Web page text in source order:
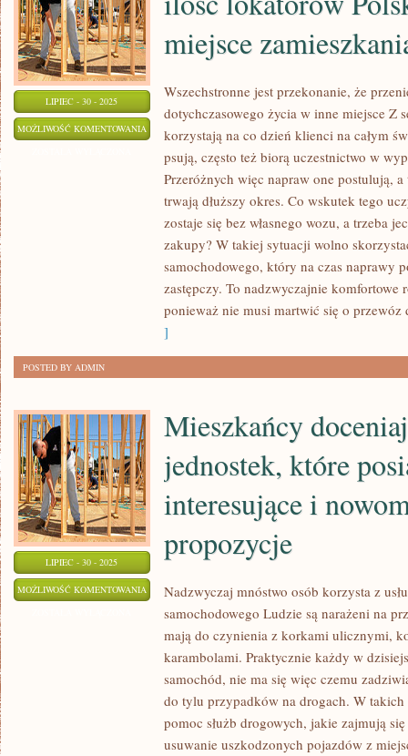
LIPIEC - 30 - 2025
MOŻLIWOŚĆ KOMENTOWANIA
CORAZ
POKAŹNIEJSZA
ILOŚĆ
LOKATORÓW
POLSKI
MODERNIZUJE
MIEJSCE
ZAMIESZKANIA
miejsce
Wszechstronne jest przekonanie, że
dotychczasowego życia w inne miejsce Z
korzystają na co dzień klienci na całym
psują, często też biorą uczestnictwo w
Przeróżnych więc napraw one postulują,
trwają dłuższy okres. Co wskutek tego
zostaje się bez własnego wozu, a trzeba
zakupy? W takiej sytuacji wolno
samochodowego, który na czas naprawy
zastępczy. To nadzwyczajnie komfortowe
ponieważ nie musi martwić się o przewóz
]
POSTED BY ADMIN
LIPIEC - 30 - 2025
MOŻLIWOŚĆ KOMENTOWANIA MIESZKAŃCY
DOCENIAJĄ
USŁUGI
JEDNOSTEK,
KTÓRE
POSIADAJĄ
INTERESUJĄCE
Mieszkańcy
jednostek, które
interesujące i
propozycje
Nadzwyczaj mnóstwo osób korzysta z
samochodowego Ludzie są narażeni na
mają do czynienia z korkami ulicznymi,
karambolami. Praktycznie każdy w
samochód, nie ma się więc czemu
do tylu przypadków na drogach. W takich
pomoc służb drogowych, jakie zajmują
usuwanie uszkodzonych pojazdów z